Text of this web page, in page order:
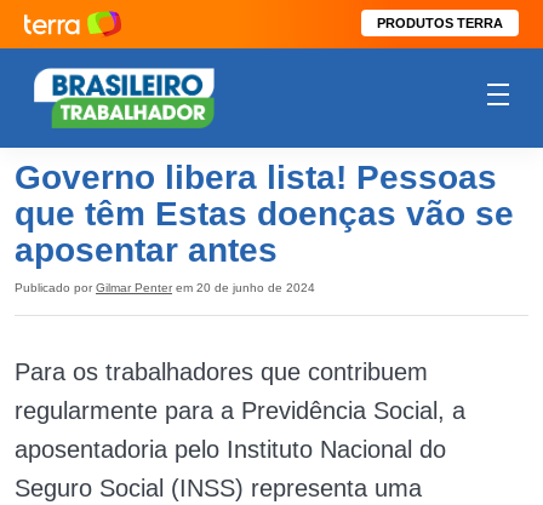
PRODUTOS TERRA
Governo libera lista! Pessoas
que têm Estas doenças vão se
aposentar antes
Publicado por Gilmar Penter em 20 de junho de 2024
Para os trabalhadores que contribuem
regularmente para a Previdência Social, a
aposentadoria pelo Instituto Nacional do
Seguro Social (INSS) representa uma